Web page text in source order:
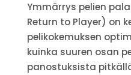
Ymmärrys pelien
Return to Player) on
pelikokemuksen
kuinka suuren osan
panostuksista